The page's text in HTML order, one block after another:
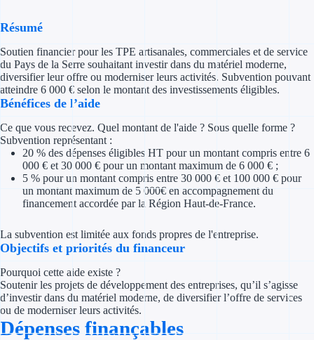
Subventions
Concours
Investir dans
Aides Fiscales et
Crédits &
Aides Urssaf
Résumé
Soutien financier pour les TPE artisanales, commerciales et de service
du Pays de la Serre souhaitant investir dans du matériel moderne,
diversifier leur offre ou moderniser leurs activités. Subvention pouvant
atteindre 6 000 € selon le montant des investissements éligibles.
Bénéfices de l’aide
Ce que vous recevez. Quel montant de l'aide ? Sous quelle forme ?
Subvention représentant :
20 % des dépenses éligibles HT pour un montant compris entre 6
000 € et 30 000 € pour un montant maximum de 6 000 € ;
5 % pour un montant compris entre 30 000 € et 100 000 € pour
un montant maximum de 5 000€ en accompagnement du
financement accordée par la Région Haut-de-France.
La subvention est limitée aux fonds propres de l'entreprise.
Objectifs et priorités du financeur
Pourquoi cette aide existe ?
Soutenir les projets de développement des entreprises, qu’il s’agisse
d’investir dans du matériel moderne, de diversifier l’offre de services
ou de moderniser leurs activités.
Dépenses finançables